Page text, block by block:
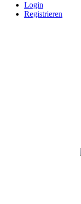
Login
Registrieren